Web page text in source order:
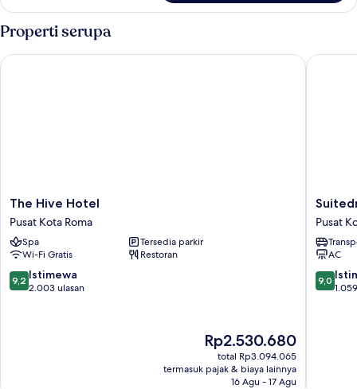
Smart
Room
Properti serupa
The
Hive
Hotel
Pusat
Kota
Roma
The Hive Hotel
Pusat Kota Roma
Spa
Tersedia parkir
Wi-Fi Gratis
Restoran
9.2
dari
9,2 Istimewa
2.003 ulasan
Harga
sekarang
Rp2.530.680
Rp2.530.680
total Rp3.094.065
termasuk pajak & biaya lainnya
16 Agu - 17 Agu
The Hive Hotel
Pusat
Kota
Roma
Pusat
AC
9.0
dari
9,0